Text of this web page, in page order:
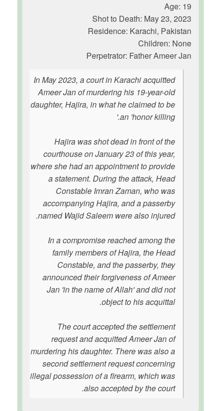
Age: 19
Shot to Death: May 23, 2023
Residence: Karachi, Pakistan
Children: None
Perpetrator: Father Ameer Jan
In May 2023, a court in Karachi acquitted
Ameer Jan of murdering his 19-year-old
daughter, Hajira, in what he claimed to be
an 'honor killing.'
Hajira was shot dead in front of the
courthouse on January 23 of this year,
where she had an appointment to provide
a statement. During the attack, Head
Constable Imran Zaman, who was
accompanying Hajira, and a passerby
named Wajid Saleem were also injured.
In a compromise reached among the
family members of Hajira, the Head
Constable, and the passerby, they
announced their forgiveness of Ameer
Jan 'in the name of Allah' and did not
object to his acquittal.
The court accepted the settlement
request and acquitted Ameer Jan of
murdering his daughter. There was also a
second settlement request concerning
illegal possession of a firearm, which was
also accepted by the court.